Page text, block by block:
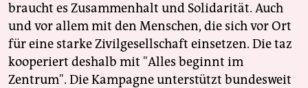
braucht es Zusammenhalt und Solidarität. Auch
und vor allem mit den Menschen, die sich vor Ort
für eine starke Zivilgesellschaft einsetzen. Die taz
kooperiert deshalb mit "Alles beginnt im
Zentrum". Die Kampagne unterstützt bundesweit